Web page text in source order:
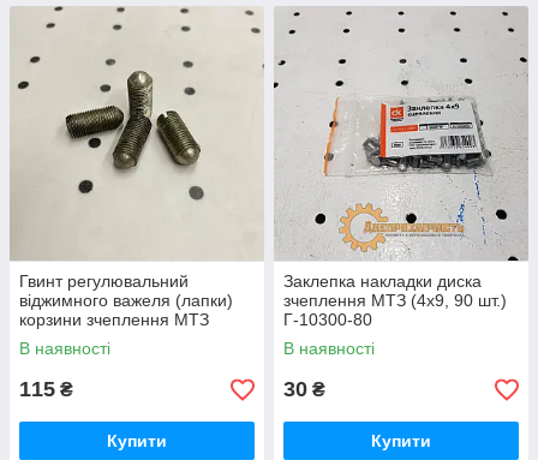
Гвинт регулювальний
віджимного важеля (лапки)
корзини зчеплення МТЗ
старого зразка 50-1601098
В наявності
115 ₴
Купити
Заклепка накладки диска
зчеплення МТЗ (4x9, 90 шт.)
Г-10300-80
В наявності
30 ₴
Купити